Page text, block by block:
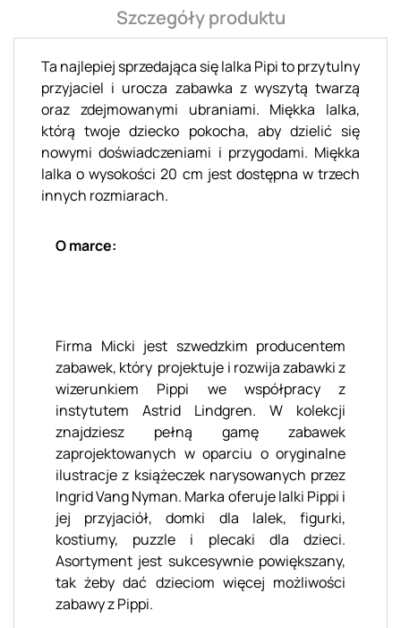
Szczegóły produktu
Ta najlepiej sprzedająca się lalka Pipi to przytulny
przyjaciel i urocza zabawka z wyszytą twarzą
oraz zdejmowanymi ubraniami. Miękka lalka,
którą twoje dziecko pokocha, aby dzielić się
nowymi doświadczeniami i przygodami. Miękka
lalka o wysokości 20 cm jest dostępna w trzech
innych rozmiarach.
O marce:
Firma Micki jest szwedzkim producentem
zabawek, który projektuje i rozwija zabawki z
wizerunkiem Pippi we współpracy z
instytutem Astrid Lindgren. W kolekcji
znajdziesz pełną gamę zabawek
zaprojektowanych w oparciu o oryginalne
ilustracje z książeczek narysowanych przez
Ingrid Vang Nyman. Marka oferuje lalki Pippi i
jej przyjaciół, domki dla lalek, figurki,
kostiumy, puzzle i plecaki dla dzieci.
Asortyment jest sukcesywnie powiększany,
tak żeby dać dzieciom więcej możliwości
zabawy z Pippi.